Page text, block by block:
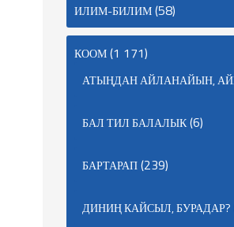
ИЛИМ-БИЛИМ(58)
КООМ(1 171)
АТЫҢДАН АЙЛАНАЙЫН,
БАЛ ТИЛ БАЛАЛЫК(6)
БАРТАРАП(239)
ДИНИҢ КАЙСЫЛ, БУРАДАР?